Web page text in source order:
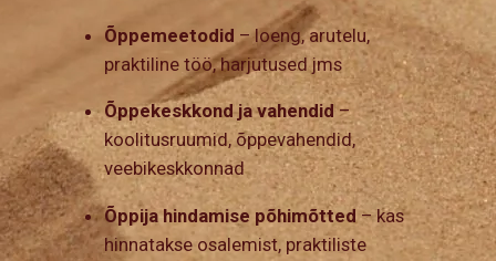
Õppemeetodid – loeng, arutelu,
praktiline töö, harjutused jms
Õppekeskkond ja vahendid–
koolitusruumid, õppevahendid,
veebikeskkonnad
Õppija hindamise põhimõtted– kas
hinnatakse osalemist, praktiliste